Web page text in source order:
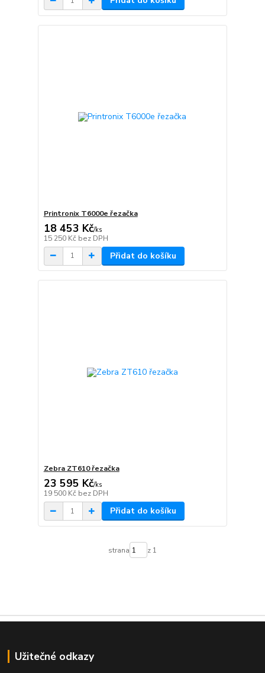
Printronix T6000e řezačka
18 453 Kč/ks
15 250 Kč bez DPH
Přidat do košíku
Zebra ZT610 řezačka
23 595 Kč/ks
19 500 Kč bez DPH
Přidat do košíku
strana z 1
Užitečné odkazy